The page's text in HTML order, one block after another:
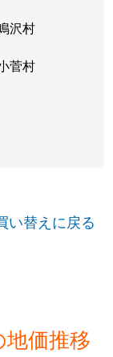
沢村
菅村
い替えに戻る
価推移